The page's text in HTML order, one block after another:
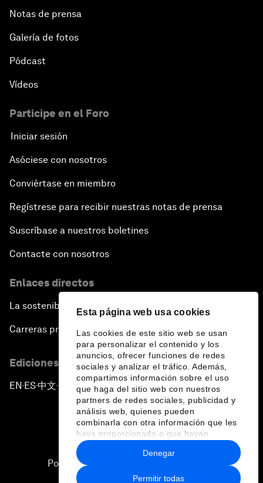
Esta página web usa cookies
Las cookies de este sitio web se usan
para personalizar el contenido y los
anuncios, ofrecer funciones de redes
sociales y analizar el tráfico. Además,
compartimos información sobre el uso
que haga del sitio web con nuestros
partners de redes sociales, publicidad y
análisis web, quienes pueden
combinarla con otra información que les
haya proporcionado o que hayan
recopilado a partir del uso que haya
hecho de sus servicios.
Permitir todas
Denegar
Notas de prensa
Galería de fotos
Pódcast
Vídeos
Participe en el Foro
Iniciar sesión
Asóciese con nosotros
Conviértase en miembro
Regístrese para recibir nuestras notas de prensa
Suscríbase a nuestros boletines
Contacte con nosotros
Enlaces directos
La sostenibilidad en el Foro
Carreras profesionales
Ediciones en otros idiomas
EN ▪ES▪中文▪ 日本語
Política de privacidad y normas de uso